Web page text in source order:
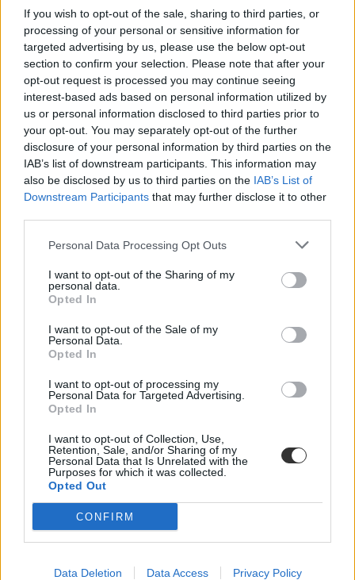
If you wish to opt-out of the sale, sharing to third parties, or
processing of your personal or sensitive information for
targeted advertising by us, please use the below opt-out
section to confirm your selection. Please note that after your
opt-out request is processed you may continue seeing
interest-based ads based on personal information utilized by
us or personal information disclosed to third parties prior to
your opt-out. You may separately opt-out of the further
disclosure of your personal information by third parties on the
IAB’s list of downstream participants. This information may
also be disclosed by us to third parties on the IAB’s List of
Downstream Participants that may further disclose it to other
Personal Data Processing Opt Outs
I want to opt-out of the Sharing of my
personal data.
Opted In
I want to opt-out of the Sale of my
Personal Data.
Opted In
I want to opt-out of processing my
Personal Data for Targeted Advertising.
Opted In
I want to opt-out of Collection, Use,
Retention, Sale, and/or Sharing of my
Personal Data that Is Unrelated with the
Purposes for which it was collected.
Opted Out
CONFIRM
Data Deletion Data Access Privacy Policy
Mészáros Csaba
Madách Imre Gimnázium
telefontilalom